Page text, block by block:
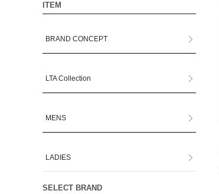
ITEM
BRAND CONCEPT
LTA Collection
MENS
LADIES
SELECT BRAND